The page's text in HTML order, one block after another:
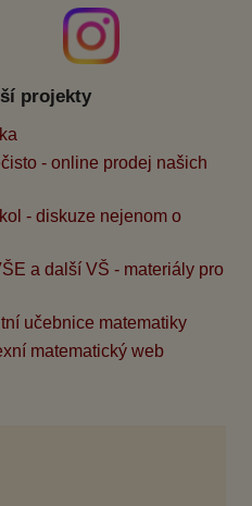
projekty
- online prodej našich
- diskuze nejenom o
a další VŠ - materiály pro
učebnice matematiky
matematický web